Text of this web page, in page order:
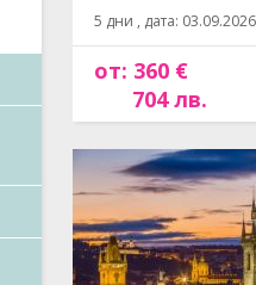
5 дни , дата:
от: 360 €
704 лв.